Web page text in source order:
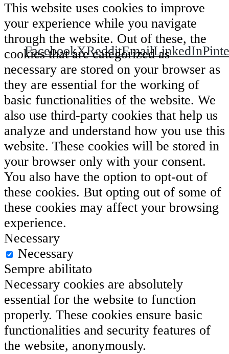
Condividi questa puntata su:
FacebookXRedditEmailLinkedIn
This website uses cookies to improve
your experience while you navigate
through the website. Out of these, the
cookies that are categorized as
necessary are stored on your browser as
they are essential for the working of
basic functionalities of the website. We
also use third-party cookies that help us
analyze and understand how you use this
website. These cookies will be stored in
your browser only with your consent.
You also have the option to opt-out of
these cookies. But opting out of some of
these cookies may affect your browsing
experience.
Necessary
Necessary
Sempre abilitato
Necessary cookies are absolutely
essential for the website to function
properly. These cookies ensure basic
functionalities and security features of
the website, anonymously.